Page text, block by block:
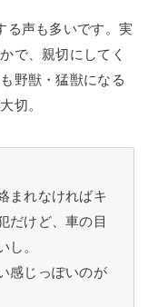
る声も多いです。実
で、親切にしてく
野獣・猛獣になる
切。
まれなければキ
だけど、車の目
し。
感じっぽいのが